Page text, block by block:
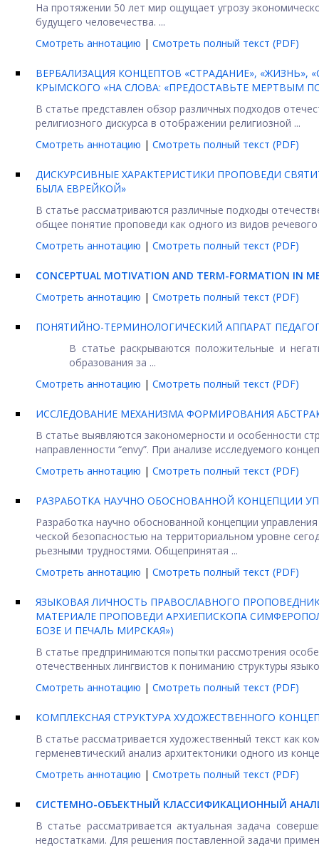
На протяжении 50 лет мир ощущает угрозу
будущего человечества. ...
Смотреть аннотацию | Смотреть полный текст (PDF)
ВЕРБАЛИЗАЦИЯ КОНЦЕПТОВ «СТРАДАНИЕ»,
КРЫМСКОГО «НА СЛОВА: «ПРЕДОСТАВЬТЕ МЕРТВЫМ
В статье представлен обзор различных подходов
религиозного дискурса в отображении религиозной ...
Смотреть аннотацию | Смотреть полный текст (PDF)
ДИСКУРСИВНЫЕ ХАРАКТЕРИСТИКИ ПРОПОВЕДИ
БЫЛА ЕВРЕЙКОЙ»
В статье рассматриваются различные подходы
общее понятие проповеди как одного из видов речевого
Смотреть аннотацию | Смотреть полный текст (PDF)
CONCEPTUAL MOTIVATION AND TERM-FORMATION IN
Смотреть аннотацию | Смотреть полный текст (PDF)
ПОНЯТИЙНО-ТЕРМИНОЛОГИЧЕСКИЙ АППАРАТ
В статье раскрываются положительные и
образования за ...
Смотреть аннотацию | Смотреть полный текст (PDF)
ИССЛЕДОВАНИЕ МЕХАНИЗМА ФОРМИРОВАНИЯ
В статье выявляются закономерности и особенности
направленности “envy”. При анализе исследуемого
Смотреть аннотацию | Смотреть полный текст (PDF)
РАЗРАБОТКА НАУЧНО ОБОСНОВАННОЙ КОНЦЕПЦИИ
Разработка научно обоснованной концепции
ческой безопасностью на территориальном уровне
рьезными трудностями. Общепринятая ...
Смотреть аннотацию | Смотреть полный текст (PDF)
ЯЗЫКОВАЯ ЛИЧНОСТЬ ПРАВОСЛАВНОГО
МАТЕРИАЛЕ ПРОПОВЕДИ АРХИЕПИСКОПА
БОЗЕ И ПЕЧАЛЬ МИРСКАЯ»)
В статье предпринимаются попытки рассмотрения
отечественных лингвистов к пониманию структуры
Смотреть аннотацию | Смотреть полный текст (PDF)
КОМПЛЕКСНАЯ СТРУКТУРА ХУДОЖЕСТВЕННОГО
В статье рассматривается художественный текст как
герменевтический анализ архитектоники одного из
Смотреть аннотацию | Смотреть полный текст (PDF)
СИСТЕМНО-ОБЪЕКТНЫЙ КЛАССИФИКАЦИОННЫЙ
В статье рассматривается актуальная задача
недостатками. Для решения поставленной задачи